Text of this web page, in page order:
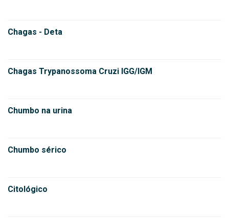
Chagas - Deta
Chagas Trypanossoma Cruzi IGG/IGM
Chumbo na urina
Chumbo sérico
Citológico